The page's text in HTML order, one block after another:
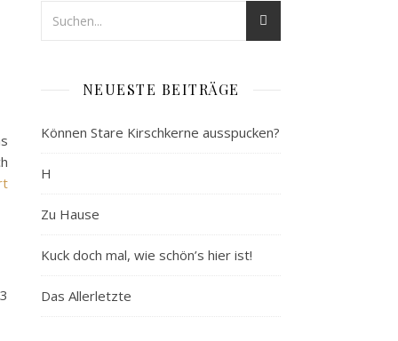
NEUESTE BEITRÄGE
Können Stare Kirschkerne ausspucken?
H
Zu Hause
Kuck doch mal, wie schön’s hier ist!
Das Allerletzte